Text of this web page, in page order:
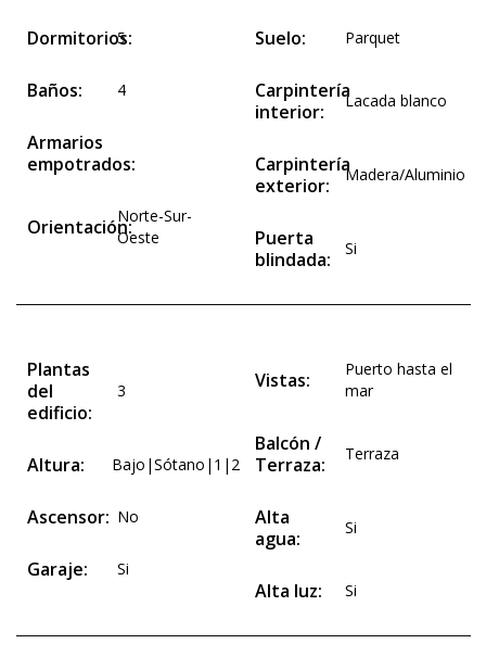
Dormitorios:
5
Baños: 4
Armarios
empotrados:
Orientación:Norte-Sur-
Oeste
Suelo: Parquet
Carpintería
interior:
Lacada blanco
Carpintería
exterior:
Madera/Aluminio
Puerta
blindada:
Si
Plantas
del
edificio:
3
Altura: Bajo|Sótano|1|2
Ascensor: No
Garaje: Si
Vistas:
Puerto hasta el
mar
Balcón /
Terraza:
Terraza
Alta
agua:
Si
Alta luz: Si